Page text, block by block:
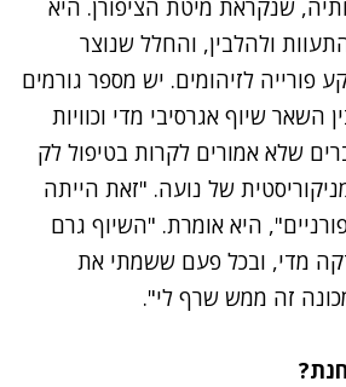
שנקראת מיטת הציפורן. היא
ולהלבין, והחלל שנוצר
פורייה לזיהומים. יש מספר גורמים
השאר שיוף אגרסיבי מדי וכוויות
שלא אמורים לקרות בטיפול לק
של נועה. "זאת הייתה
היא אומרת. "השיוף גרם
דקה מדי, ובכל פעם ששמתי את
זה ממש שרף לי".